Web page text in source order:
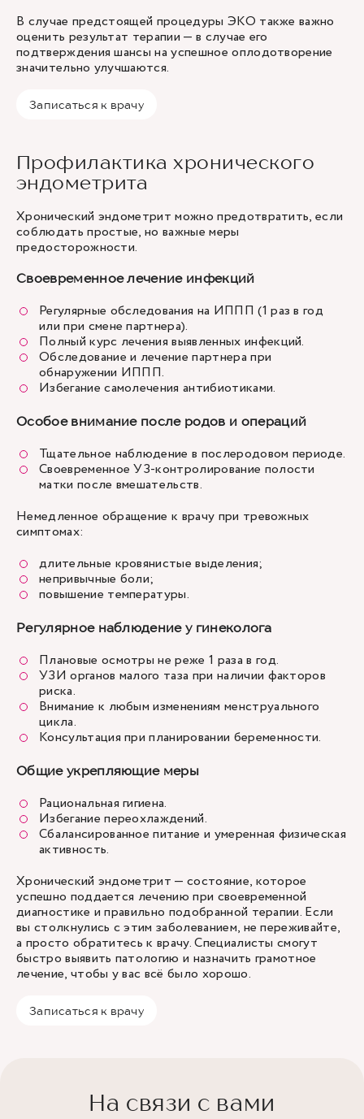
В случае предстоящей процедуры ЭКО также важно
оценить результат терапии — в случае его
подтверждения шансы на успешное оплодотворение
значительно улучшаются.
Записаться к врачу
Профилактика хронического
эндометрита
Хронический эндометрит можно предотвратить, если
соблюдать простые, но важные меры
предосторожности.
Своевременное лечение инфекций
Регулярные обследования на ИППП (1 раз в год
или при смене партнера).
Полный курс лечения выявленных инфекций.
Обследование и лечение партнера при
обнаружении ИППП.
Избегание самолечения антибиотиками.
Особое внимание после родов и операций
Тщательное наблюдение в послеродовом периоде.
Своевременное УЗ-контролирование полости
матки после вмешательств.
Немедленное обращение к врачу при тревожных
симптомах:
длительные кровянистые выделения;
непривычные боли;
повышение температуры.
Регулярное наблюдение у гинеколога
Плановые осмотры не реже 1 раза в год.
УЗИ органов малого таза при наличии факторов
риска.
Внимание к любым изменениям менструального
цикла.
Консультация при планировании беременности.
Общие укрепляющие меры
Рациональная гигиена.
Избегание переохлаждений.
Сбалансированное питание и умеренная физическая
активность.
Хронический эндометрит — состояние, которое
успешно поддается лечению при своевременной
диагностике и правильно подобранной терапии. Если
вы столкнулись с этим заболеванием, не переживайте,
а просто обратитесь к врачу. Специалисты смогут
быстро выявить патологию и назначить грамотное
лечение, чтобы у вас всё было хорошо.
Записаться к врачу
На связи с вами